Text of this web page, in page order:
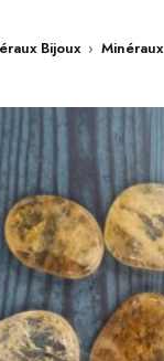
Bijoux › Minéraux